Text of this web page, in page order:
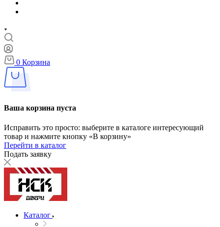
0 Корзина
Ваша корзина пуста
Исправить это просто: выберите в каталоге интересующий
товар и нажмите кнопку «В корзину»
Перейти в каталог
Подать заявку
Каталог